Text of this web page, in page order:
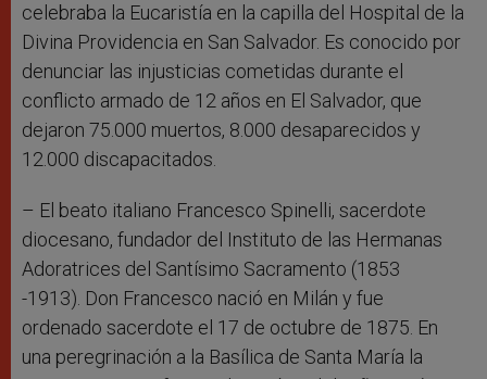
celebraba la Eucaristía en la capilla del Hospital de la
Divina Providencia en San Salvador. Es conocido por
denunciar las injusticias cometidas durante el
conflicto armado de 12 años en El Salvador, que
dejaron 75.000 muertos, 8.000 desaparecidos y
12.000 discapacitados.
– El beato italiano Francesco Spinelli, sacerdote
diocesano, fundador del Instituto de las Hermanas
Adoratrices del Santísimo Sacramento (1853
-1913). Don Francesco nació en Milán y fue
ordenado sacerdote el 17 de octubre de 1875. En
una peregrinación a la Basílica de Santa María la